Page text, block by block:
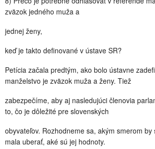
zväzok jedného muža a
jednej ženy,
keď je takto definované v ústave SR?
Petícia začala predtým, ako bolo ústavne
manželstvo je zväzok muža a ženy. Tiež
zabezpečíme, aby aj nasledujúci členovia
to, čo je dôležité pre slovenských
obyvateľov. Rozhodneme sa, akým smerom by
mala uberať, aké sú jej hodnoty.